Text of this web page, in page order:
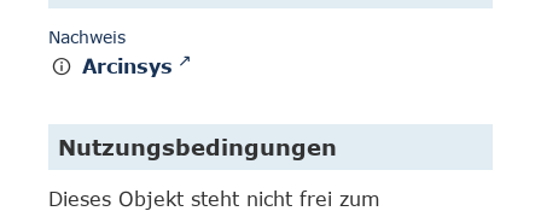
Nachweis
Arcinsys
Nutzungsbedingungen
Dieses Objekt steht nicht frei zum